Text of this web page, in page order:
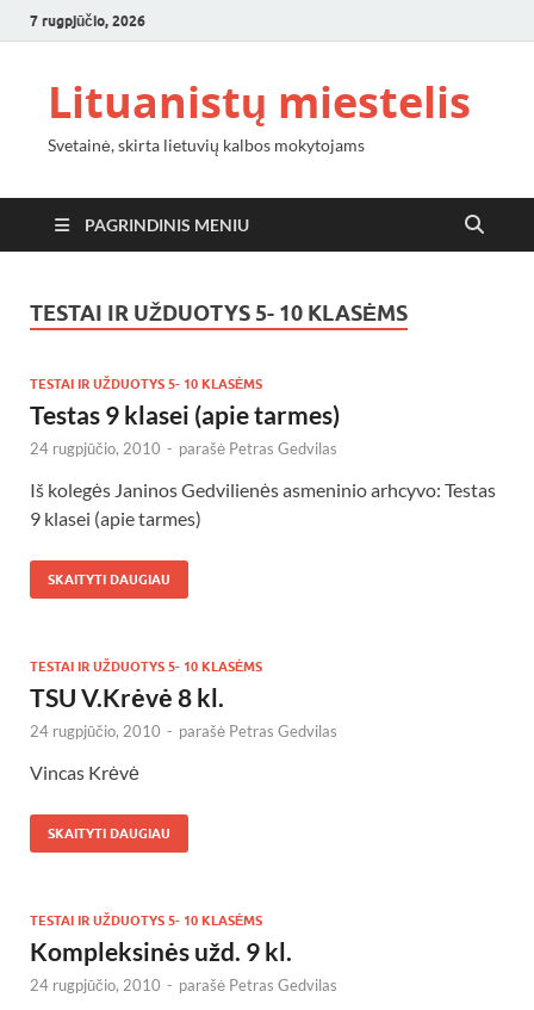
7 rugpjūčio, 2026
Lituanistų miestelis
Svetainė, skirta lietuvių kalbos mokytojams
PAGRINDINIS MENIU
TESTAI IR UŽDUOTYS 5- 10 KLASĖMS
TESTAI IR UŽDUOTYS 5- 10 KLASĖMS
Testas 9 klasei (apie tarmes)
24 rugpjūčio, 2010 - parašė Petras Gedvilas
Iš kolegės Janinos Gedvilienės asmeninio arhcyvo: Testas
9 klasei (apie tarmes)
SKAITYTI DAUGIAU
TESTAI IR UŽDUOTYS 5- 10 KLASĖMS
TSU V.Krėvė 8 kl.
24 rugpjūčio, 2010 - parašė Petras Gedvilas
Vincas Krėvė
SKAITYTI DAUGIAU
TESTAI IR UŽDUOTYS 5- 10 KLASĖMS
Kompleksinės užd. 9 kl.
24 rugpjūčio, 2010 - parašė Petras Gedvilas